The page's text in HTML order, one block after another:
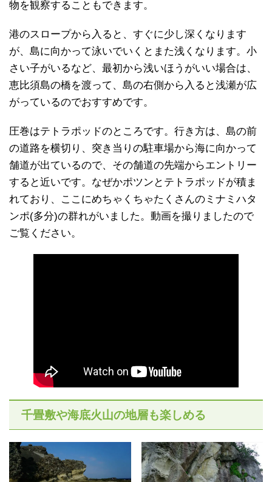
物を観察することもできます。
港のスロープから入ると、すぐに少し深くなります
が、島に向かって泳いでいくとまた浅くなります。小
さい子がいるなど、最初から浅いほうがいい場合は、
恵比須島の橋を渡って、島の右側から入ると浅瀬が広
がっているのでおすすめです。
圧巻はテトラポッドのところです。行き方は、島の前
の道路を横切り、突き当りの駐車場から海に向かって
舗道が出ているので、その舗道の先端からエントリー
すると近いです。なぜかポツンとテトラポッドが積ま
れており、ここにめちゃくちゃたくさんのミナミハタ
ンポ(多分)の群れがいました。動画を撮りましたので
ご覧ください。
千畳敷や海底火山の地層も楽しめる